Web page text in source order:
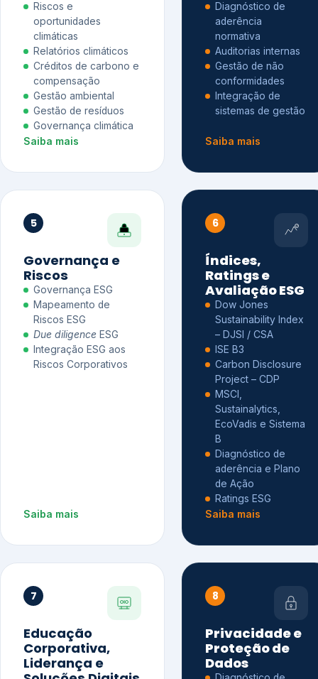
Riscos e
oportunidades
climáticas
Relatórios climáticos
Créditos de carbono e
compensação
Gestão ambiental
Gestão de resíduos
Governança climática
Saiba mais
Diagnóstico de
aderência
normativa
Auditorias internas
Gestão de não
conformidades
Integração de
sistemas de gestão
Saiba mais
5
Governança e
Riscos
Governança ESG
Mapeamento de
Riscos ESG
Due diligence ESG
Integração ESG aos
Riscos Corporativos
Saiba mais
6
Índices,
Ratings e
Avaliação ESG
Dow Jones
Sustainability Index
– DJSI / CSA
ISE B3
Carbon Disclosure
Project – CDP
MSCI,
Sustainalytics,
EcoVadis e Sistema
B
Diagnóstico de
aderência e Plano
de Ação
Ratings ESG
Saiba mais
7
Educação
Corporativa,
Liderança e
8
Privacidade e
Proteção de
Dados